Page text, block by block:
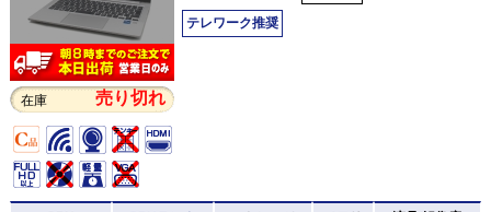
在庫 売り切れ
テレワーク推奨